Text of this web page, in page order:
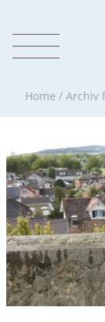
Home / Archiv